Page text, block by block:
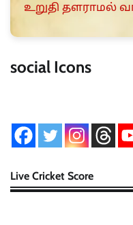
உறுதி தளராமல்
social Icons
Live Cricket Score